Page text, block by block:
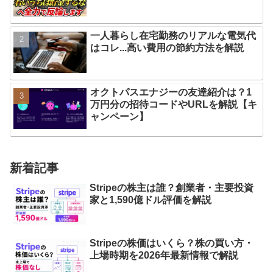
一人暮らし在宅勤務のリアルな電気代
はコレ...高い費用の節約方法を解説
オクトパスエナジーの友達紹介は？1
万円分の招待コードやURLを解説【キ
ャンペーン】
新着記事
Stripeの株主は誰？創業者・主要投資
家と1,590億ドル評価を解説
Stripeの株価はいくら？株の買い方・
上場時期を2026年最新情報で解説